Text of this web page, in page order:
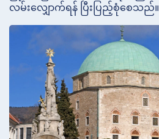
လမ်းလျှောက်ရန် ပြီးပြည့်စုံစေသည်။